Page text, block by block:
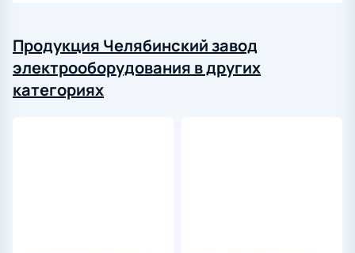
Продукция Челябинский завод
электрооборудования в других
категориях